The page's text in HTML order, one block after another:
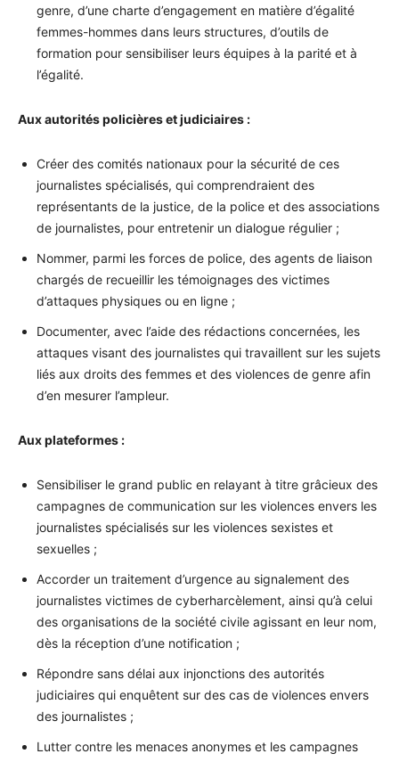
genre, d’une charte d’engagement en matière d’égalité
femmes-hommes dans leurs structures, d’outils de
formation pour sensibiliser leurs équipes à la parité et à
l’égalité.
Aux autorités policières et judiciaires :
Créer des comités nationaux pour la sécurité de ces
journalistes spécialisés, qui comprendraient des
représentants de la justice, de la police et des associations
de journalistes, pour entretenir un dialogue régulier ;
Nommer, parmi les forces de police, des agents de liaison
chargés de recueillir les témoignages des victimes
d’attaques physiques ou en ligne ;
Documenter, avec l’aide des rédactions concernées, les
attaques visant des journalistes qui travaillent sur les sujets
liés aux droits des femmes et des violences de genre afin
d’en mesurer l’ampleur.
Aux plateformes :
Sensibiliser le grand public en relayant à titre grâcieux des
campagnes de communication sur les violences envers les
journalistes spécialisés sur les violences sexistes et
sexuelles ;
Accorder un traitement d’urgence au signalement des
journalistes victimes de cyberharcèlement, ainsi qu’à celui
des organisations de la société civile agissant en leur nom,
dès la réception d’une notification ;
Répondre sans délai aux injonctions des autorités
judiciaires qui enquêtent sur des cas de violences envers
des journalistes ;
Lutter contre les menaces anonymes et les campagnes